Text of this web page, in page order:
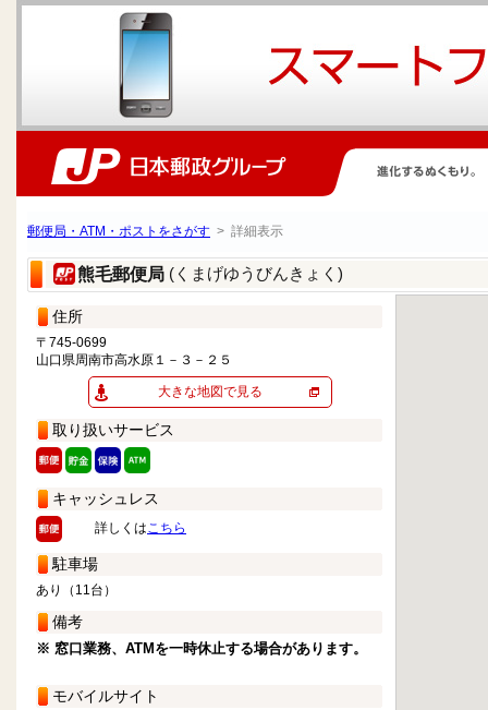
郵便局・ATM・ポストをさがす > 詳細表示
熊毛郵便局 (くまげゆうびんきょく)
住所
〒745-0699
山口県周南市高水原１－３－２５
大きな地図で見る
取り扱いサービス
キャッシュレス
詳しくはこちら
駐車場
あり（11台）
備考
※ 窓口業務、ATMを一時休止する場合があります。
モバイルサイト